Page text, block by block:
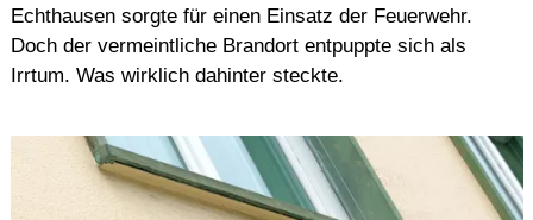
Echthausen sorgte für einen Einsatz der Feuerwehr.
Doch der vermeintliche Brandort entpuppte sich als
Irrtum. Was wirklich dahinter steckte.